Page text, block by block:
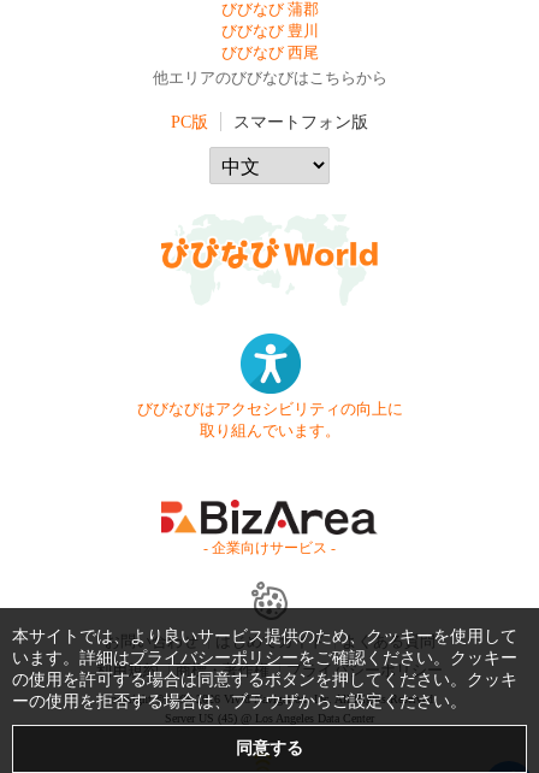
びびなび 蒲郡
びびなび 豊川
びびなび 西尾
他エリアのびびなびはこちらから
PC版 スマートフォン版
びびなびはアクセシビリティの向上に
取り組んでいます。
- 企業向けサービス -
お問い合わせ はじめてガイド
よくある質問
利用規約
商標・著作権 プライバシーポリシー
Copyright © 1999-2026 Vivid Navigation, Inc. All Rights Reserved.
Server US (45) @ Los Angeles Data Center
本サイトでは、より良いサービス提供のため、クッキーを使用して
います。詳細はプライバシーポリシーをご確認ください。クッキー
の使用を許可する場合は同意するボタンを押してください。クッキ
ーの使用を拒否する場合は、ブラウザからご設定ください。